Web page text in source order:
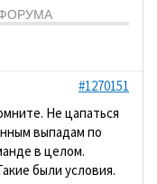
ФОРУМА
#1270151
Не цапаться
выпадам по
в целом.
были условия.